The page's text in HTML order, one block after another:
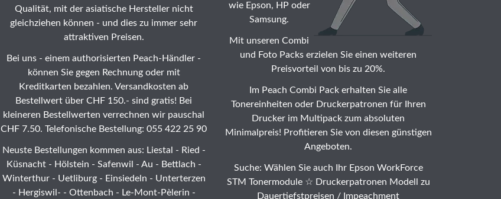
Qualität, mit der asiatische Hersteller nicht
gleichziehen können - und dies zu immer sehr
attraktiven Preisen.
Bei uns - einem authorisierten Peach-Händler -
können Sie gegen Rechnung oder mit
Kreditkarten bezahlen. Versandkosten ab
Bestellwert über CHF 150.- sind gratis! Bei
kleineren Bestellwerten verrechnen wir pauschal
CHF 7.50. Telefonische Bestellung: 055 422 25 90
Neuste Bestellungen kommen aus: Liestal - Ried -
Küsnacht - Hölstein - Safenwil - Au - Bettlach -
Winterthur- Uetliburg- Einsiedeln - Unterterzen
- Hergiswil- - Ottenbach - Le-Mont-Pèlerin -
wie Epson, HP oder
Samsung.
Mit unseren Combi
und Foto Packs erzielen Sie einen weiteren
Preisvorteil von bis zu 20%.
Im Peach Combi Pack erhalten Sie alle
Tonereinheiten oder Druckerpatronen für Ihren
Drucker im Multipack zum absoluten
Minimalpreis! Profitieren Sie von diesen günstigen
Angeboten.
Suche: Wählen Sie auch Ihr Epson WorkForce
STM Tonermodule ☆ Druckerpatronen Modell zu
Dauertiefstpreisen / Impeachment